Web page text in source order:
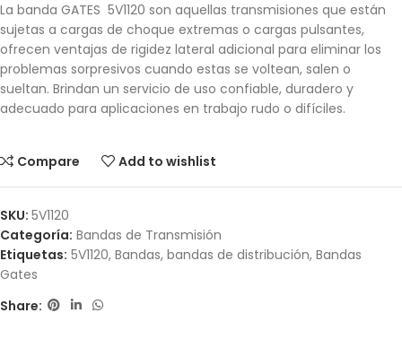
La banda GATES 5V1120 son aquellas transmisiones que están
sujetas a cargas de choque extremas o cargas pulsantes,
ofrecen ventajas de rigidez lateral adicional para eliminar los
problemas sorpresivos cuando estas se voltean, salen o
sueltan. Brindan un servicio de uso confiable, duradero y
adecuado para aplicaciones en trabajo rudo o difíciles.
Compare Add to wishlist
SKU: 5V1120
Categoría: Bandas de Transmisión
Etiquetas: 5V1120, Bandas, bandas de distribución, Bandas
Gates
Share: